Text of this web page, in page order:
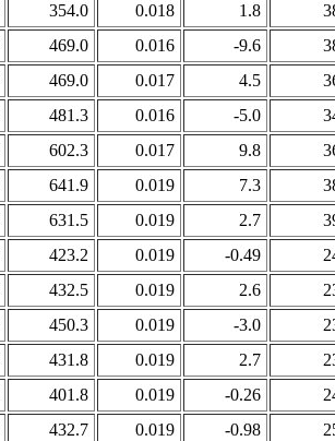
354.0 0.018 1.8
469.0 0.016 -9.6
469.0 0.017 4.5
481.3 0.016 -5.0
602.3 0.017 9.8
641.9 0.019 7.3
631.5 0.019 2.7
423.2 0.019 -0.49
432.5 0.019 2.6
450.3 0.019 -3.0
431.8 0.019 2.7
401.8 0.019 -0.26
432.7 0.019 -0.98